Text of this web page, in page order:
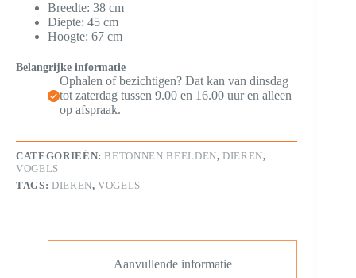
Breedte: 38 cm
Diepte: 45 cm
Hoogte: 67 cm
Belangrijke informatie
Ophalen of bezichtigen? Dat kan van dinsdag
tot zaterdag tussen 9.00 en 16.00 uur en alleen
op afspraak.
CATEGORIEËN:BETONNEN BEELDEN,DIEREN,
VOGELS
TAGS: DIEREN,VOGELS
Aanvullende informatie